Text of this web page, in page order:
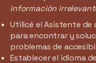
información
Utilicé el Asistente de
para encontrar y
problemas de
Establecer el idioma